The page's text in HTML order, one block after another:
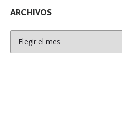
ARCHIVOS